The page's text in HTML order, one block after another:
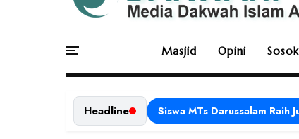
Masjid Opini Sosok
Headline